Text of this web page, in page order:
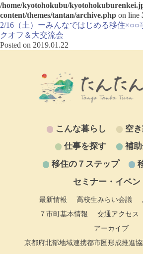
/home/kyotohokubu/
content/themes/tantan/archive.php on line
2/16（土）ーみんなではじめる移住
クオフ＆大交流会
Posted on 2019.01.22
こんな暮らし
空
仕事を探す
補
移住の７ステップ
セミナー・イベン
最新情報 高校生みらい会議
７市町基本情報
交通アクセス
アーカイブ
京都府北部地域連携都市圏形成推進